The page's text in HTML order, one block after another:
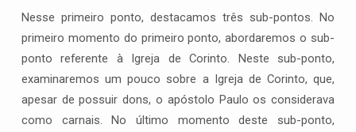
Nesse primeiro ponto, destacamos três sub-pontos. No
primeiro momento do primeiro ponto, abordaremos o sub-
ponto referente à Igreja de Corinto. Neste sub-ponto,
examinaremos um pouco sobre a Igreja de Corinto, que,
apesar de possuir dons, o apóstolo Paulo os considerava
como carnais. No último momento deste sub-ponto,